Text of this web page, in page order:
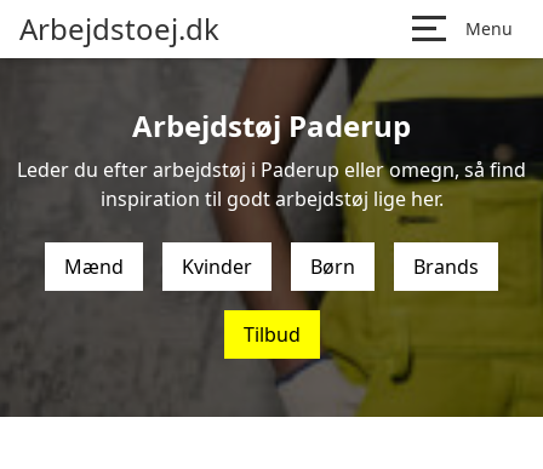
Arbejdstoej.dk Menu
Arbejdstøj Paderup
Leder du efter arbejdstøj i Paderup eller omegn, så find
inspiration til godt arbejdstøj lige her.
Mænd Kvinder Børn Brands
Tilbud